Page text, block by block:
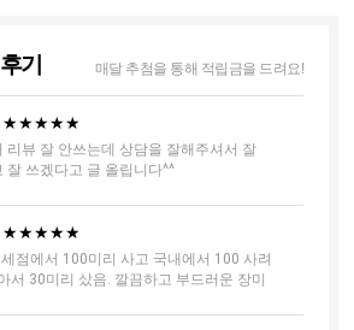
기 매달 추첨을 통해 적립금을 드려요!
★★★★★
리뷰 잘 안쓰는데 상담을 잘해주셔서 잘
잘 쓰겠다고 글 올립니다^^
★★★★★
점에서 100미리 사고 국내에서 100 사려
서 30미리 샀음. 깔끔하고 부드러운 장미